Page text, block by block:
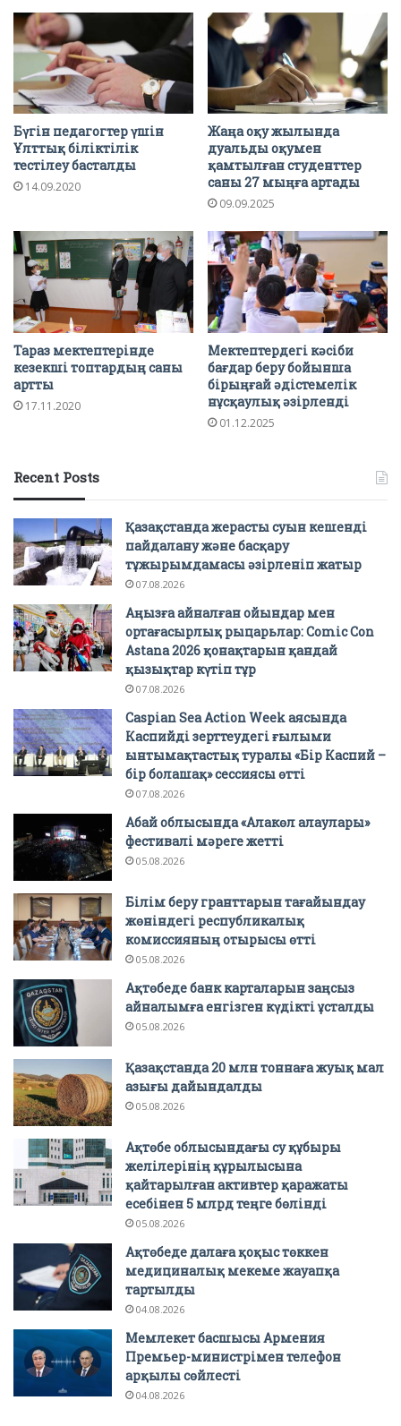
Бүгін педагогтер үшін
Ұлттық біліктілік
тестілеу басталды
14.09.2020
Жаңа оқу жылында
дуальды оқумен
қамтылған студенттер
саны 27 мыңға артады
09.09.2025
Тараз мектептерінде
кезекші топтардың саны
артты
17.11.2020
Мектептердегі кәсіби
бағдар беру бойынша
бірыңғай әдістемелік
нұсқаулық әзірленді
01.12.2025
Recent Posts
Қазақстанда жерасты суын кешенді
пайдалану және басқару
тұжырымдамасы әзірленіп жатыр
07.08.2026
Аңызға айналған ойындар мен
ортағасырлық рыцарьлар: Comic Con
Astana 2026 қонақтарын қандай
қызықтар күтіп тұр
07.08.2026
Caspian Sea Action Week аясында
Каспийді зерттеудегі ғылыми
ынтымақтастық туралы «Бір Каспий –
бір болашақ» сессиясы өтті
07.08.2026
Абай облысында «Алакөл алаулары»
фестивалі мәреге жетті
05.08.2026
Білім беру гранттарын тағайындау
жөніндегі республикалық
комиссияның отырысы өтті
05.08.2026
Ақтөбеде банк карталарын заңсыз
айналымға енгізген күдікті ұсталды
05.08.2026
Қазақстанда 20 млн тоннаға жуық мал
азығы дайындалды
05.08.2026
Ақтөбе облысындағы су құбыры
желілерінің құрылысына
қайтарылған активтер қаражаты
есебінен 5 млрд теңге бөлінді
05.08.2026
Ақтөбеде далаға қоқыс төккен
медициналық мекеме жауапқа
тартылды
04.08.2026
Мемлекет басшысы Армения
Премьер-министрімен телефон
арқылы сөйлесті
04.08.2026